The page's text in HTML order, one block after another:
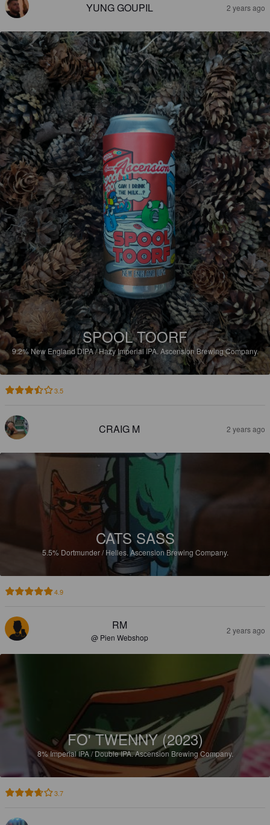
YUNG GOUPIL 2 years ago
SPOOL TOORF
9.2%New England DIPA / Hazy Imperial IPA. Ascension Brewing Company.
3.5
CRAIG M 2 years ago
CATS SASS
5.5% Dortmunder / Helles. Ascension Brewing Company.
4.9
RM
@ Pien Webshop
2 years ago
FO' TWENNY (2023)
8%Imperial IPA / Double IPA.Ascension Brewing Company.
3.7